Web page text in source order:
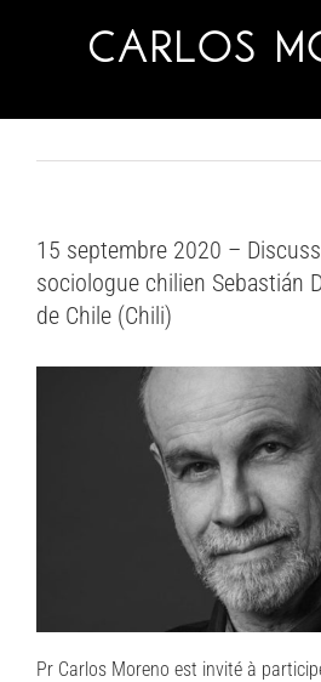
15 septembre 2020 –
sociologue chilien Sebastián
de Chile (Chili)
Pr Carlos Moreno est invité à